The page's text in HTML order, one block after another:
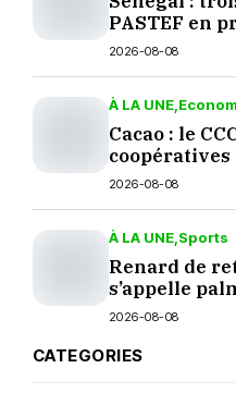
PASTEF en
sur TikTok
2026-08-08
À LA UNE
Cacao : le
2026-08-08
À LA UNE Sports
Renard de
s’appelle
2026-08-08
CATEGORIES